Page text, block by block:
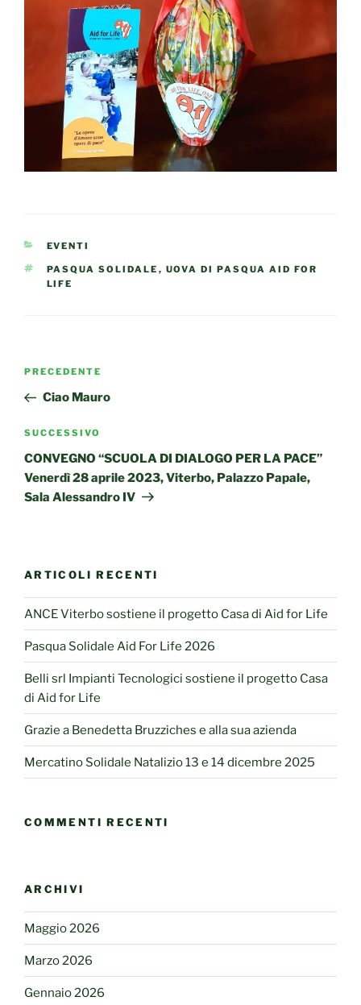
CATEGORIE
EVENTI
TAG
PASQUA SOLIDALE , UOVA DI PASQUA AID FOR
LIFE
Navigazione
Articolo
precedente:
PRECEDENTE
Ciao Mauro
Articolo
successivo
SUCCESSIVO
CONVEGNO “SCUOLA DI DIALOGO PER LA PACE”
Venerdì 28 aprile 2023, Viterbo, Palazzo Papale,
Sala Alessandro IV
ARTICOLI RECENTI
ANCE Viterbo sostiene il progetto Casa di Aid for Life
Pasqua Solidale Aid For Life 2026
Belli srl Impianti Tecnologici sostiene il progetto Casa
di Aid for Life
Grazie a Benedetta Bruzziches e alla sua azienda
Mercatino Solidale Natalizio 13 e 14 dicembre 2025
COMMENTI RECENTI
ARCHIVI
Maggio 2026
Marzo 2026
Gennaio 2026